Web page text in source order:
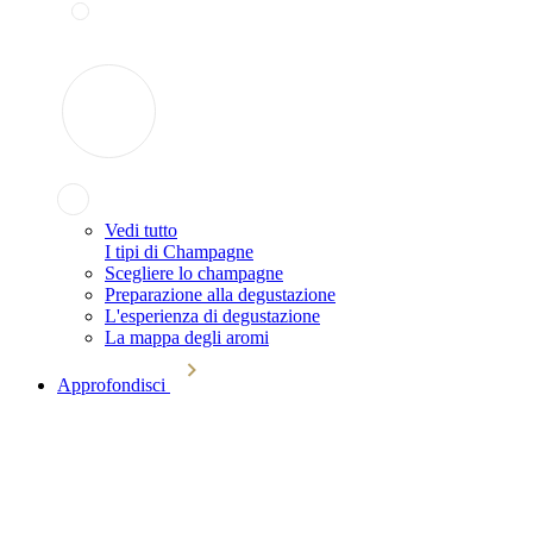
Vedi tutto
I tipi di Champagne
Scegliere lo champagne
Preparazione alla degustazione
L'esperienza di degustazione
La mappa degli aromi
Approfondisci